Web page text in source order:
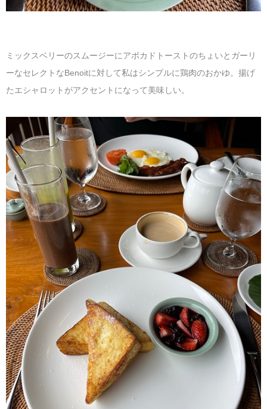
ミックスベリーのスムージーにアボカドトーストのちょいとガーリ
ーなセレクトなBenoitに対して私はシンプルに鶏肉のおかゆ。揚げ
たエシャロットがアクセントになって美味しい。